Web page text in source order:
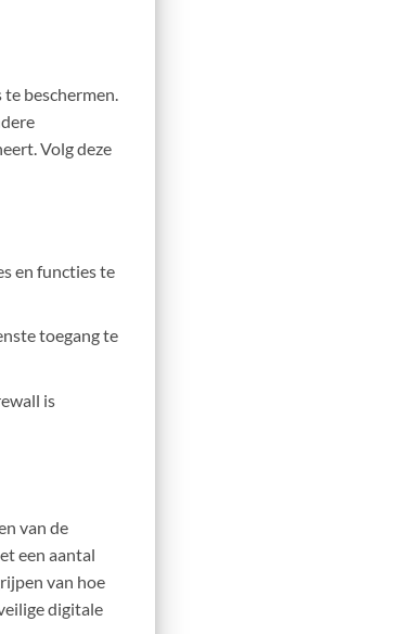
beschermen.
Volg deze
en functies te
toegang te
is
van de
een aantal
van hoe
digitale